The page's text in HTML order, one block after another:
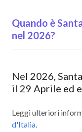
Quando è
nel 2026?
Nel 2026,
il 29 Aprile ed
Leggi ulteriori
d'Italia.